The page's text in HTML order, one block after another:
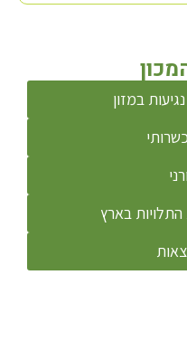
במזון
בארץ